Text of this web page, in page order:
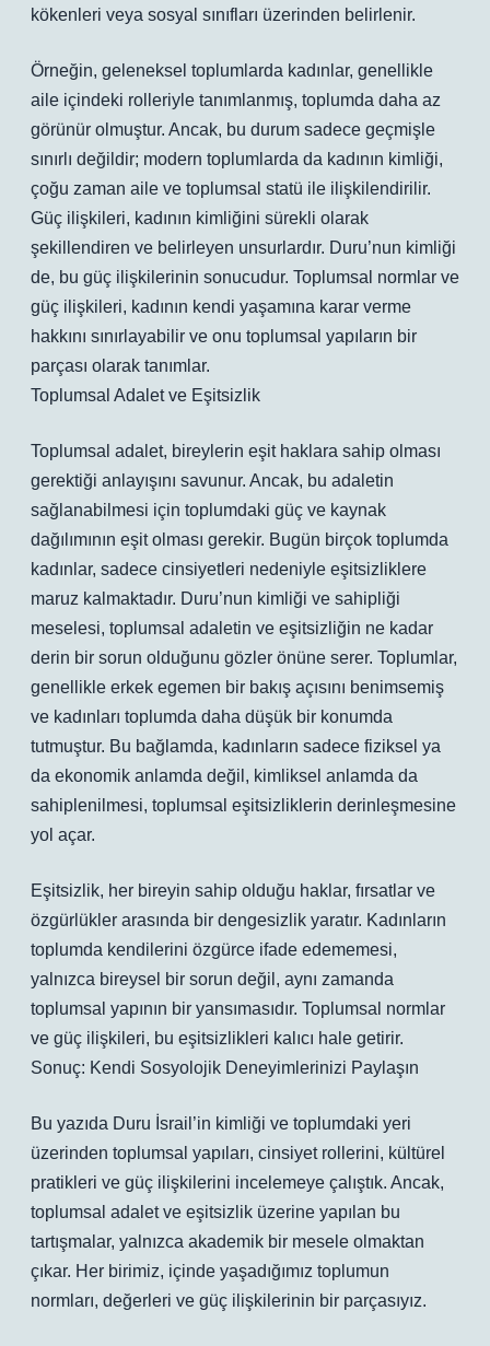
kökenleri veya sosyal sınıfları üzerinden belirlenir.
Örneğin, geleneksel toplumlarda kadınlar, genellikle
aile içindeki rolleriyle tanımlanmış, toplumda daha az
görünür olmuştur. Ancak, bu durum sadece geçmişle
sınırlı değildir; modern toplumlarda da kadının kimliği,
çoğu zaman aile ve toplumsal statü ile ilişkilendirilir.
Güç ilişkileri, kadının kimliğini sürekli olarak
şekillendiren ve belirleyen unsurlardır. Duru’nun kimliği
de, bu güç ilişkilerinin sonucudur. Toplumsal normlar ve
güç ilişkileri, kadının kendi yaşamına karar verme
hakkını sınırlayabilir ve onu toplumsal yapıların bir
parçası olarak tanımlar.
Toplumsal Adalet ve Eşitsizlik
Toplumsal adalet, bireylerin eşit haklara sahip olması
gerektiği anlayışını savunur. Ancak, bu adaletin
sağlanabilmesi için toplumdaki güç ve kaynak
dağılımının eşit olması gerekir. Bugün birçok toplumda
kadınlar, sadece cinsiyetleri nedeniyle eşitsizliklere
maruz kalmaktadır. Duru’nun kimliği ve sahipliği
meselesi, toplumsal adaletin ve eşitsizliğin ne kadar
derin bir sorun olduğunu gözler önüne serer. Toplumlar,
genellikle erkek egemen bir bakış açısını benimsemiş
ve kadınları toplumda daha düşük bir konumda
tutmuştur. Bu bağlamda, kadınların sadece fiziksel ya
da ekonomik anlamda değil, kimliksel anlamda da
sahiplenilmesi, toplumsal eşitsizliklerin derinleşmesine
yol açar.
Eşitsizlik, her bireyin sahip olduğu haklar, fırsatlar ve
özgürlükler arasında bir dengesizlik yaratır. Kadınların
toplumda kendilerini özgürce ifade edememesi,
yalnızca bireysel bir sorun değil, aynı zamanda
toplumsal yapının bir yansımasıdır. Toplumsal normlar
ve güç ilişkileri, bu eşitsizlikleri kalıcı hale getirir.
Sonuç: Kendi Sosyolojik Deneyimlerinizi Paylaşın
Bu yazıda Duru İsrail’in kimliği ve toplumdaki yeri
üzerinden toplumsal yapıları, cinsiyet rollerini, kültürel
pratikleri ve güç ilişkilerini incelemeye çalıştık. Ancak,
toplumsal adalet ve eşitsizlik üzerine yapılan bu
tartışmalar, yalnızca akademik bir mesele olmaktan
çıkar. Her birimiz, içinde yaşadığımız toplumun
normları, değerleri ve güç ilişkilerinin bir parçasıyız.